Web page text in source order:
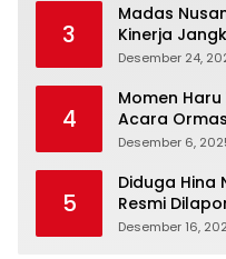
3
Madas
Kinerja
Panjang
Desember 24,
4
Momen
Acara
Peci Hitam
Desember 6,
5
Diduga Hina
Resmi
Desember 16,